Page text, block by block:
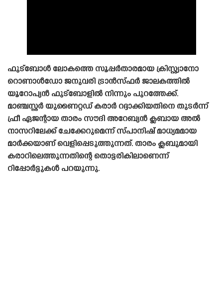
ഫുട്ബോൾ ലോകത്തെ സൂപ്പർതാരമായ ക്രിസ്റ്റ്യാനോ
റൊണാൾഡോ ജനുവരി ട്രാൻസ്‌ഫർ ജാലകത്തിൽ
യൂറോപ്യൻ ഫുട്ബോളിൽ നിന്നും പുറത്തേക്ക്.
മാഞ്ചസ്റ്റർ യുണൈറ്റഡ് കരാർ റദ്ദാക്കിയതിനെ തുടർന്ന്
ഫ്രീ ഏജന്റായ താരം സൗദി അറേബ്യൻ ക്ലബായ അൽ
നാസറിലേക്ക് ചേക്കേറുമെന്ന് സ്‌പാനിഷ്‌ മാധ്യമമായ
മാർക്കയാണ് വെളിപ്പെടുത്തുന്നത്. താരം ക്ലബുമായി
കരാറിലെത്തുന്നതിന്റെ തൊട്ടരികിലാണെന്ന്
റിപ്പോർട്ടുകൾ പറയുന്നു.